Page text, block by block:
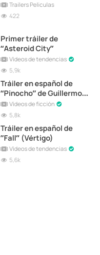
Trailers Peliculas
422
Primer tráiler de
“Asteroid City”
Vídeos de tendencias
5,9k
Tráiler en español de
“Pinocho” de Guillermo
del Toro
Vídeos de ficción
5,8k
Tráiler en español de
”Fall” (Vértigo)
Vídeos de tendencias
5,6k